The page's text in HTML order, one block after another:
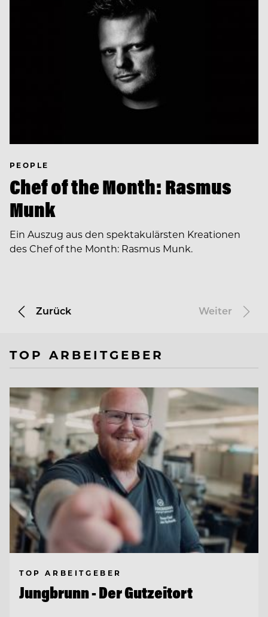
PEOPLE
Chef of the Month: Rasmus
Munk
Ein Auszug aus den spektakulärsten Kreationen
des Chef of the Month: Rasmus Munk.
Zurück Weiter
TOP ARBEITGEBER
TOP ARBEITGEBER
Jungbrunn - Der Gutzeitort